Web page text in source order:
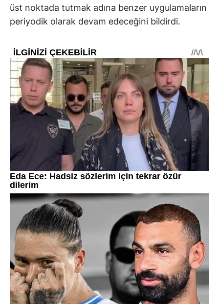
üst noktada tutmak adına benzer uygulamaların
periyodik olarak devam edeceğini bildirdi.